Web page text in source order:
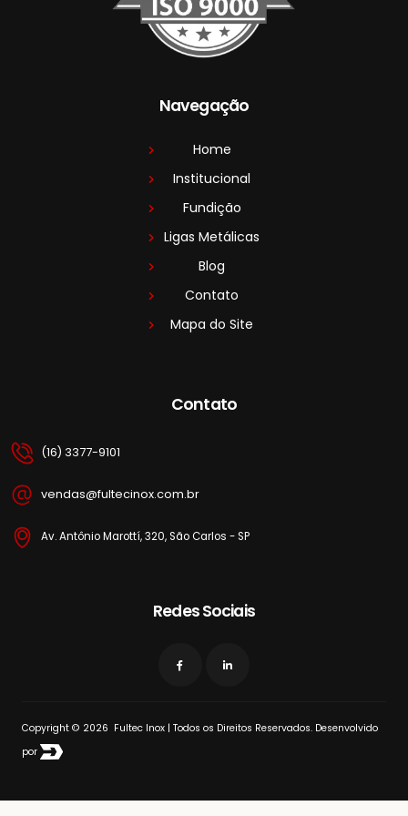
Navegação
Home
Institucional
Fundição
Ligas Metálicas
Blog
Contato
Mapa do Site
Contato
(16) 3377-9101
vendas@fultecinox.com.br
Av. Antônio Marottí, 320, São Carlos - SP
Redes Sociais
Copyright © 2026 Fultec Inox | Todos os Direitos Reservados. Desenvolvido
por